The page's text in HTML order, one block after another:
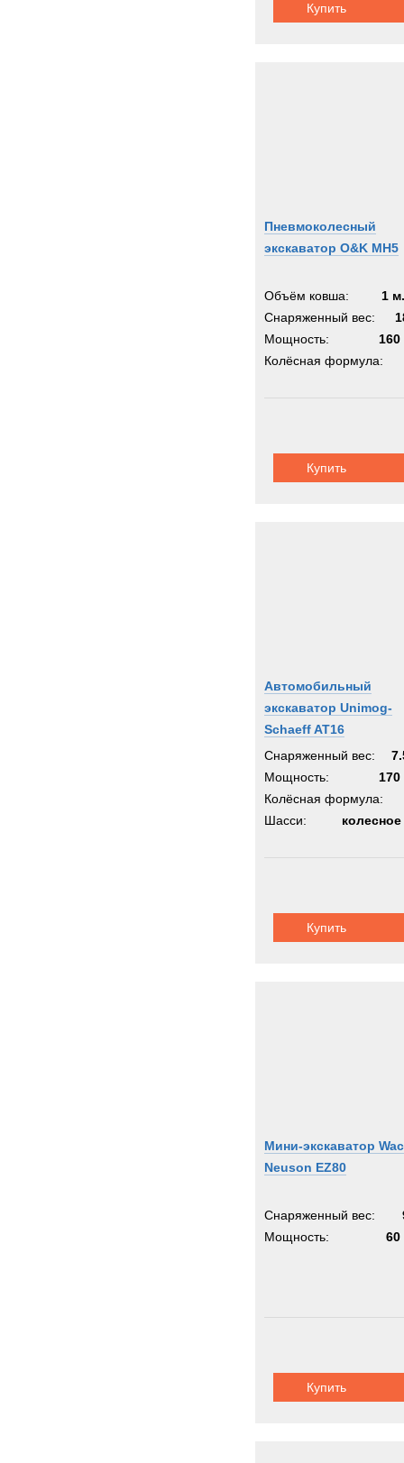
Купить
Пневмоколесный
экскаватор O&K MH5
Объём ковша:
1
Снаряженный вес:
Мощность:
160
Колёсная формула:
Купить
Автомобильный
экскаватор Unimog-
Schaeff AT16
Снаряженный вес:
Мощность:
170
Колёсная формула:
Шасси:
колесное
Купить
Мини-экскаватор
Neuson EZ80
Снаряженный вес:
Мощность:
60
Купить